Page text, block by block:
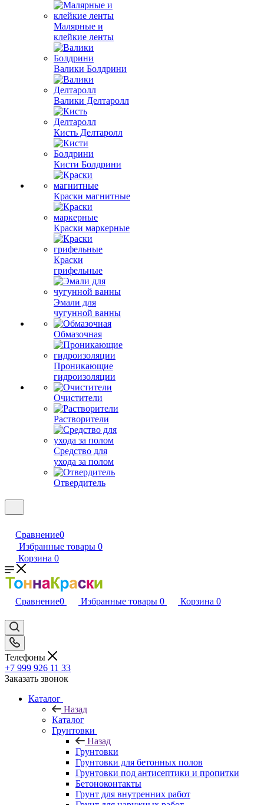
Малярные и
клейкие ленты
Валики Болдрини
Валики Делтаролл
Кисть Делтаролл
Кисти Болдрини
Краски магнитные
Краски маркерные
Краски
грифельные
Эмали для
чугунной ванны
Обмазочная
Проникающие
гидроизоляции
Очистители
Растворители
Средство для
ухода за полом
Отвердитель
Сравнение0
Избранные товары 0
Корзина 0
Сравнение0 Избранные товары 0 Корзина 0
Телефоны
+7 999 926 11 33
Заказать звонок
Каталог
Назад
Каталог
Грунтовки
Назад
Грунтовки
Грунтовки для бетонных полов
Грунтовки под антисептики и пропитки
Бетоноконтакты
Грунт для внутренних работ